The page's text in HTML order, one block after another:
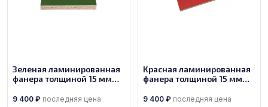
Зеленая ламинированная
фанера толщиной 15 мм
1/1
9 400 ₽ последняя цена
Красная ламинированная
фанера толщиной 15 мм
1/1
9 400 ₽ последняя цена